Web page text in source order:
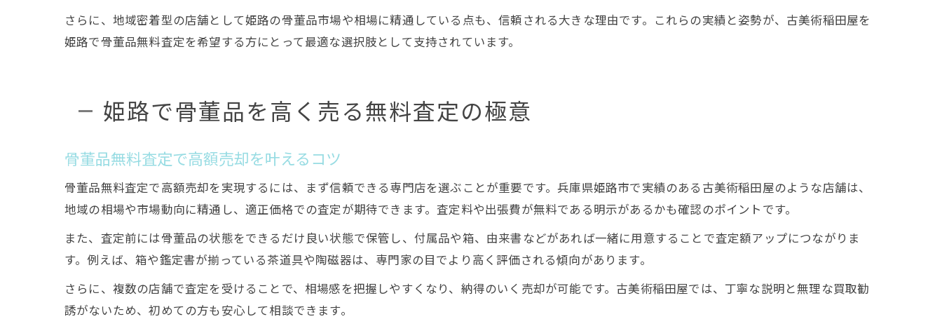
さらに、地域密着型の店舗として姫路の骨董品市場や相場に精通している点も、信頼される大きな理由です。これらの実績と姿勢が、古美術稲田屋を
姫路で骨董品無料査定を希望する方にとって最適な選択肢として支持されています。
姫路で骨董品を高く売る無料査定の極意
骨董品無料査定で高額売却を叶えるコツ
骨董品無料査定で高額売却を実現するには、まず信頼できる専門店を選ぶことが重要です。兵庫県姫路市で実績のある古美術稲田屋のような店舗は、
地域の相場や市場動向に精通し、適正価格での査定が期待できます。査定料や出張費が無料である明示があるかも確認のポイントです。
また、査定前には骨董品の状態をできるだけ良い状態で保管し、付属品や箱、由来書などがあれば一緒に用意することで査定額アップにつながりま
す。例えば、箱や鑑定書が揃っている茶道具や陶磁器は、専門家の目でより高く評価される傾向があります。
さらに、複数の店舗で査定を受けることで、相場感を把握しやすくなり、納得のいく売却が可能です。古美術稲田屋では、丁寧な説明と無理な買取勧
誘がないため、初めての方も安心して相談できます。